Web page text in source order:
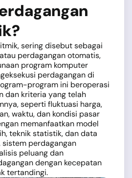
sering disebut sebagai
perdagangan otomatis,
program komputer
perdagangan di
program ini beroperasi
dan kriteria yang telah
seperti fluktuasi harga,
waktu, dan kondisi pasar
memanfaatkan model
teknik statistik, dan data
perdagangan
peluang dan
dengan kecepatan
tertandingi.